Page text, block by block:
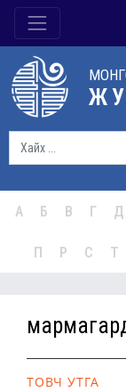
А Б В Г Д
П Р С Т
ТОВЧ УТГА